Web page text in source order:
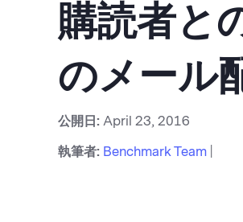
購読者と
のメール
公開日: April 23, 2016
執筆者: Benchmark Team